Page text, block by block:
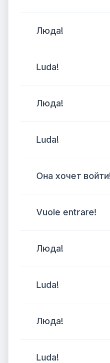
Люда!
Luda!
Люда!
Luda!
Она хочет
Vuole entrare!
Люда!
Luda!
Люда!
Luda!